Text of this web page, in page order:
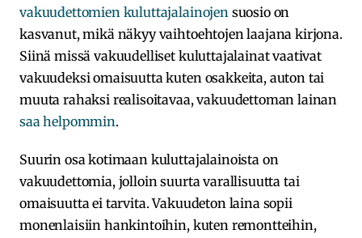
vakuudettomien kuluttajalainojensuosio on
kasvanut, mikä näkyy vaihtoehtojen laajana kirjona.
Siinä missä vakuudelliset kuluttajalainat vaativat
vakuudeksi omaisuutta kuten osakkeita, auton tai
muuta rahaksi realisoitavaa, vakuudettoman lainan
saa helpommin.
Suurin osa kotimaan kuluttajalainoista on
vakuudettomia, jolloin suurta varallisuutta tai
omaisuutta ei tarvita. Vakuudeton laina sopii
monenlaisiin hankintoihin, kuten remontteihin,